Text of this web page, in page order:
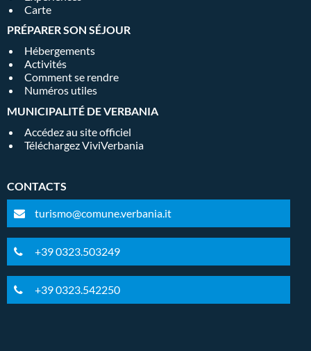
Carte
PRÉPARER SON SÉJOUR
Hébergements
Activités
Comment se rendre
Numéros utiles
MUNICIPALITÉ DE VERBANIA
Accédez au site officiel
Téléchargez ViviVerbania
CONTACTS
turismo@comune.verbania.it
+39 0323.503249
+39 0323.542250